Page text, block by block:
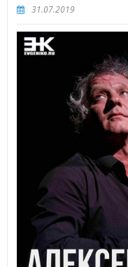
31.07.2019